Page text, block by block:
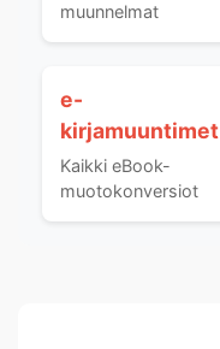
muunnelmat
e-
kirjamuuntimet
Kaikki eBook-
muotokonversiot